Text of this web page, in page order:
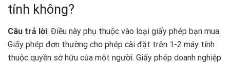
tính không?
Câu trả lời: Điều này phụ thuộc vào loại giấy phép bạn mua.
Giấy phép đơn thường cho phép cài đặt trên 1-2 máy tính
thuộc quyền sở hữu của một người. Giấy phép doanh nghiệp